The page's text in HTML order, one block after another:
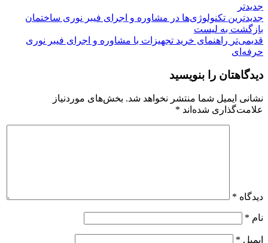
جدیدتر
جدیدترین تکنولوژی‌ها در مشاوره و اجرای فیبر نوری ساختمان
بازگشت بە لیست
قدیمی‌تر راهنمای خرید تجهیزات با مشاوره و اجرای فیبر نوری
حرفه‌ای
دیدگاهتان را بنویسید
نشانی ایمیل شما منتشر نخواهد شد. بخش‌های موردنیاز
علامت‌گذاری شده‌اند *
دیدگاه *
نام *
ایمیل *